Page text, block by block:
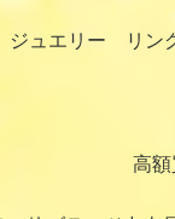
ジュエリー リ
高額